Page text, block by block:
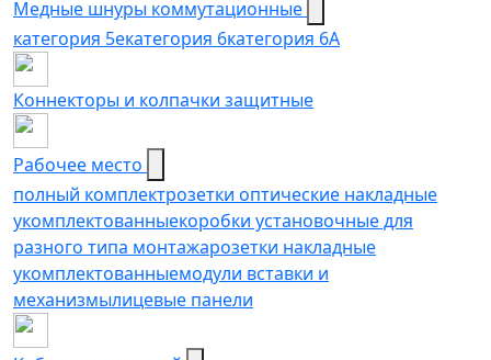
Медные шнуры коммутационные
категория 5eкатегория 6категория 6A
Коннекторы и колпачки защитные
Рабочее место
полный комплектрозетки оптические накладные
укомплектованныекоробки установочные для
разного типа монтажарозетки накладные
укомплектованныемодули вставки и
механизмылицевые панели